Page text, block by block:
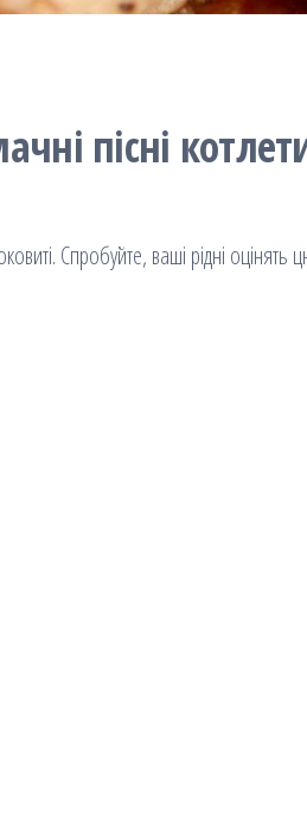
пісні
Спробуйте, ваші рідні оцінять